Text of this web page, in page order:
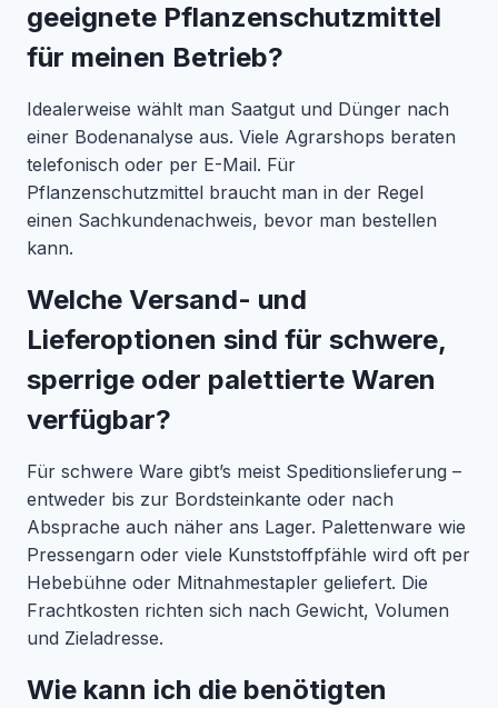
geeignete Pflanzenschutzmittel
für meinen Betrieb?
Idealerweise wählt man Saatgut und Dünger nach
einer Bodenanalyse aus. Viele Agrarshops beraten
telefonisch oder per E-Mail. Für
Pflanzenschutzmittel braucht man in der Regel
einen Sachkundenachweis, bevor man bestellen
kann.
Welche Versand- und
Lieferoptionen sind für schwere,
sperrige oder palettierte Waren
verfügbar?
Für schwere Ware gibt’s meist Speditionslieferung –
entweder bis zur Bordsteinkante oder nach
Absprache auch näher ans Lager. Palettenware wie
Pressengarn oder viele Kunststoffpfähle wird oft per
Hebebühne oder Mitnahmestapler geliefert. Die
Frachtkosten richten sich nach Gewicht, Volumen
und Zieladresse.
Wie kann ich die benötigten